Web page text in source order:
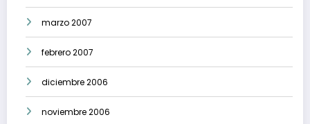
marzo 2007
febrero 2007
diciembre 2006
noviembre 2006